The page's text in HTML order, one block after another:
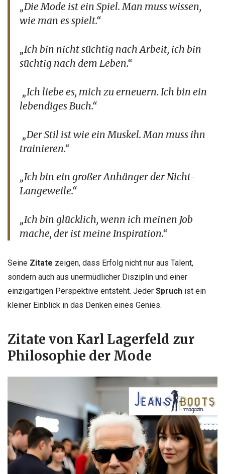
„Die Mode ist ein Spiel. Man muss wissen,
wie man es spielt.“
„Ich bin nicht süchtig nach Arbeit, ich bin
süchtig nach dem Leben.“
„Ich liebe es, mich zu erneuern. Ich bin ein
lebendiges Buch.“
„Der Stil ist wie ein Muskel. Man muss ihn
trainieren.“
„Ich bin ein großer Anhänger der Nicht-
Langeweile.“
„Ich bin glücklich, wenn ich meinen Job
mache, der ist meine Inspiration.“
Seine Zitate zeigen, dass Erfolg nicht nur aus Talent,
sondern auch aus unermüdlicher Disziplin und einer
einzigartigen Perspektive entsteht. Jeder Spruch ist ein
kleiner Einblick in das Denken eines Genies.
Zitate von Karl Lagerfeld zur
Philosophie der Mode